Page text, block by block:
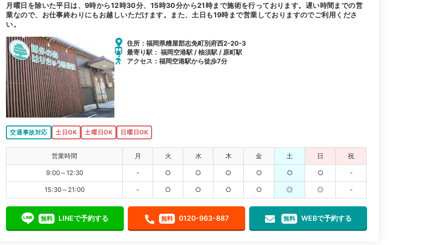
月曜日を除いた平日は、9時から12時30分、15時30分から21時まで施術を行っております。遅い時間までの営
業なので、お仕事終わりにもお越しいただけます。また、土日も19時まで営業しておりますのでご利用くださ
い。
住所：福岡県糟屋郡志免町別府西2-20-3
最寄り駅： 福岡空港駅 / 柚須駅 / 原町駅
アクセス：福岡空港駅から徒歩7分
交通事故対応 土日OK 土曜日OK 日曜日OK
営業時間 月 火 水 木 金 土 日 祝
9:00～12:30 - ○ ○ ○ ○ ○ ○ -
15:30～21:00 - ○ ○ ○ ○ ◎ ◎ -
無料 LINEで予約する 無料 0120-963-887 無料 WEBで予約する